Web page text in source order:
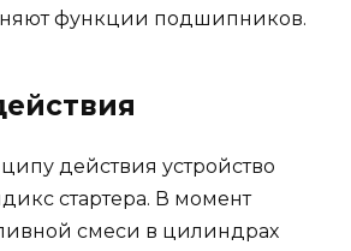
функции подшипников.
действия устройство
стартера. В момент
смеси в цилиндрах